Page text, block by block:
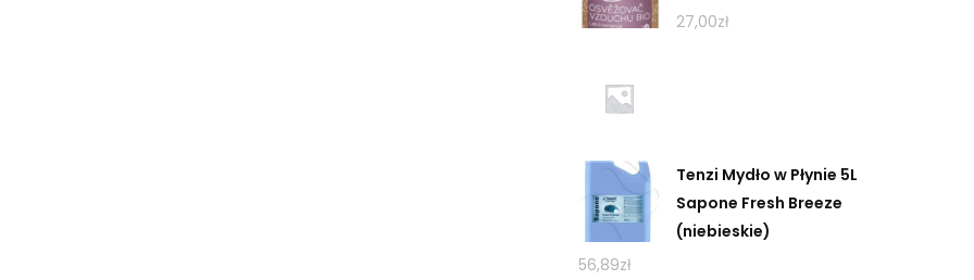
27,00zł
Tenzi Mydło w Płynie 5L
Sapone Fresh Breeze
(niebieskie)
56,89zł